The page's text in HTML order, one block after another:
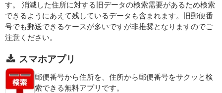
す。 消滅した住所に対する旧データの検索需要があるため検索
できるようにあえて残しているデータも含まれます。旧郵便番
号でも郵送できるケースが多いですが非推奨となりますのでご
注意ください。
スマホアプリ
郵便番号から住所を、住所から郵便番号をサクッと検
索できる無料アプリです。